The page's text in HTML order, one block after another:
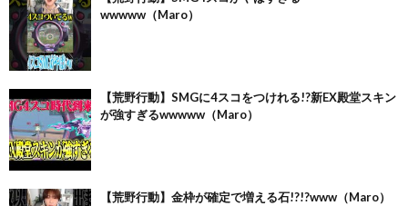
wwwww（Maro）
【荒野行動】SMGに4スコをつけれる!?新EX殿堂スキン
が強すぎるwwwww（Maro）
【荒野行動】金枠が確定で増える石!?!?www（Maro）